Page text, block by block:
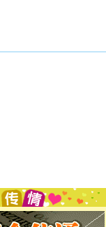
起你,而是这样的日子才
诞要快乐!新年要快乐!天